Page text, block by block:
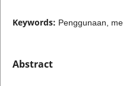
Keywords: Penggunaan,
Abstract